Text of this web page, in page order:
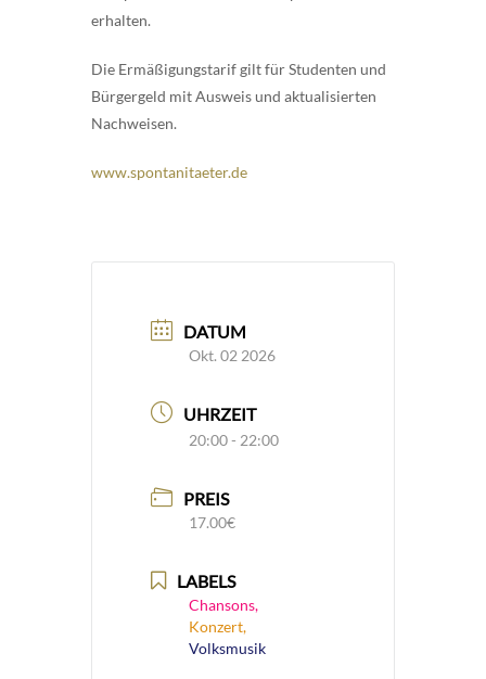
erhalten.
Die Ermäßigungstarif gilt für Studenten und
Bürgergeld mit Ausweis und aktualisierten
Nachweisen.
www.spontanitaeter.de
DATUM
Okt. 02 2026
UHRZEIT
20:00 - 22:00
PREIS
17.00€
LABELS
Chansons,
Konzert,
Volksmusik